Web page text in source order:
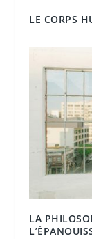
LE CORPS
LA